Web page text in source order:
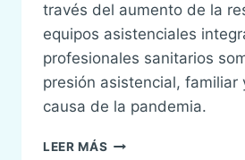
través del aumento de la
equipos asistenciales
profesionales sanitarios
presión asistencial, familiar
causa de la pandemia.
LEER MÁS